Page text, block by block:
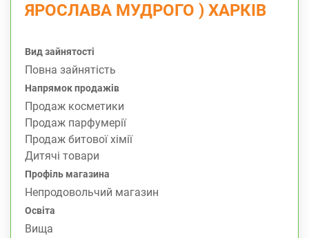
ЯРОСЛАВА МУДРОГО ) ХАРКІВ
Вид зайнятості
Повна зайнятість
Напрямок продажів
Продаж косметики
Продаж парфумерії
Продаж битової хімії
Дитячі товари
Профіль магазина
Непродовольчий магазин
Освіта
Вища